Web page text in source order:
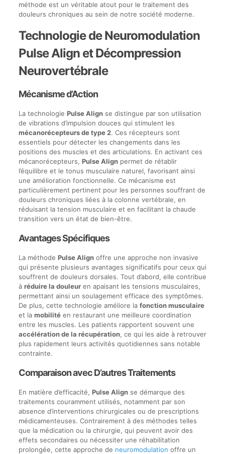
méthode est un véritable atout pour le traitement des
douleurs chroniques au sein de notre société moderne.
Technologie de Neuromodulation
Pulse Align et Décompression
Neurovertébrale
Mécanisme d’Action
La technologie Pulse Alignse distingue par son utilisation
de vibrations d’impulsion douces qui stimulent les
mécanorécepteurs de type 2. Ces récepteurs sont
essentiels pour détecter les changements dans les
positions des muscles et des articulations. En activant ces
mécanorécepteurs, Pulse Alignpermet de rétablir
l’équilibre et le tonus musculaire naturel, favorisant ainsi
une amélioration fonctionnelle. Ce mécanisme est
particulièrement pertinent pour les personnes souffrant de
douleurs chroniques liées à la colonne vertébrale, en
réduisant la tension musculaire et en facilitant la chaude
transition vers un état de bien-être.
Avantages Spécifiques
La méthode Pulse Alignoffre une approche non invasive
qui présente plusieurs avantages significatifs pour ceux qui
souffrent de douleurs dorsales. Tout d’abord, elle contribue
à réduire la douleuren apaisant les tensions musculaires,
permettant ainsi un soulagement efficace des symptômes.
De plus, cette technologie améliore la fonction musculaire
et la mobilitéen restaurant une meilleure coordination
entre les muscles. Les patients rapportent souvent une
accélération de la récupération, ce qui les aide à retrouver
plus rapidement leurs activités quotidiennes sans notable
contrainte.
Comparaison avec D’autres Traitements
En matière d’efficacité, Pulse Alignse démarque des
traitements couramment utilisés, notamment par son
absence d’interventions chirurgicales ou de prescriptions
médicamenteuses. Contrairement à des méthodes telles
que la médication ou la chirurgie, qui peuvent avoir des
effets secondaires ou nécessiter une réhabilitation
prolongée, cette approche de neuromodulation offre un